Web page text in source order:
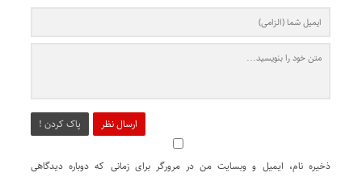
ارسال نظر پاک کردن !
ذخیره نام، ایمیل و وبسایت من در مرورگر برای زمانی که دوباره دیدگاهی